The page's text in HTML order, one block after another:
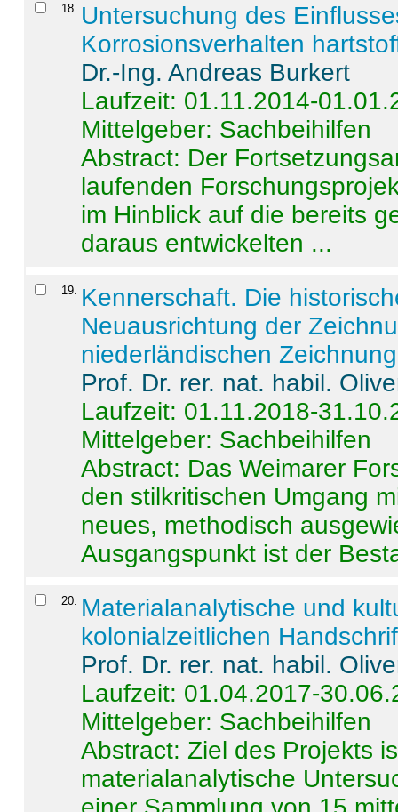
18
Untersuchung des
Korrosionsverhalten
Dr.-Ing. Andreas Burkert
Laufzeit: 01.11.2014-
Mittelgeber: Sachbeihilfen
Abstract: Der
laufenden
im Hinblick auf die bereits
daraus entwickelten ...
19
Kennerschaft. Die
Neuausrichtung der
niederländischen
Prof. Dr. rer. nat. habil.
Laufzeit: 01.11.2018-
Mittelgeber: Sachbeihilfen
Abstract: Das Weimarer
den stilkritischen Umgang
neues, methodisch
Ausgangspunkt ist der
20
Materialanalytische und
kolonialzeitlichen
Prof. Dr. rer. nat. habil.
Laufzeit: 01.04.2017-
Mittelgeber: Sachbeihilfen
Abstract:Ziel des Projekts
materialanalytische